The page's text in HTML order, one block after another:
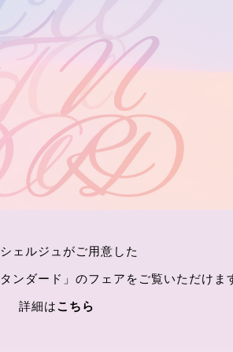
ェルジュがご用意した
ンダード」のフェアをご覧いただけま
詳細はこちら